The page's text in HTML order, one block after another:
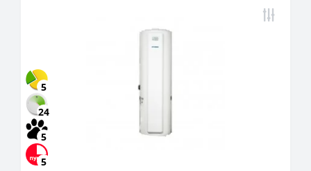
5
24
5
5